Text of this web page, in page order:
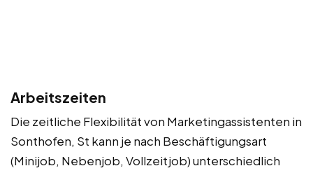
Arbeitszeiten
Die zeitliche Flexibilität von Marketingassistenten in
Sonthofen, St kann je nach Beschäftigungsart
(Minijob, Nebenjob, Vollzeitjob) unterschiedlich